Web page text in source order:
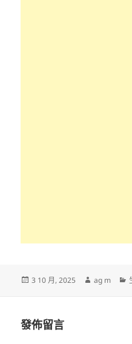
發
3 10 月, 2025
作
ag m
發佈留言